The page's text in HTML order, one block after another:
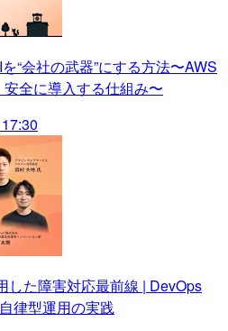
“会社の武器”にする方法〜AWS
全に導入する仕組み〜
した障害対応最前線 | DevOps
律型運用の実践